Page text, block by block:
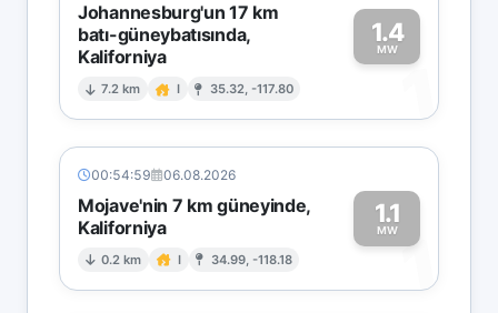
Johannesburg'un 17 km
batı-güneybatısında,
Kaliforniya
7.2 km I 35.32, -117.80
1.4
MW
1
00:54:59 06.08.2026
Mojave'nin 7 km güneyinde,
Kaliforniya
0.2 km I 34.99, -118.18
1.1
MW1